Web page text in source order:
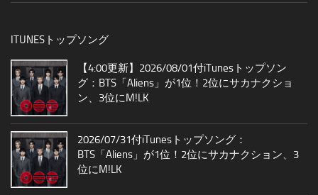
ITUNESトップソング
【4:00更新】2026/08/01付iTunesトップソン
グ：BTS「Aliens」が1位！2位にサカナクショ
ン、3位にM!LK
2026/07/31付iTunesトップソング：
BTS「Aliens」が1位！2位にサカナクション、3
位にM!LK